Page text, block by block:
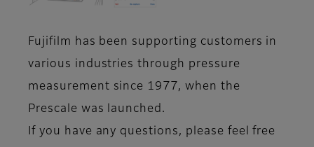
Fujifilm has been supporting customers in
various industries through pressure
measurement since 1977, when the
Prescale was launched.
If you have any questions, please feel free